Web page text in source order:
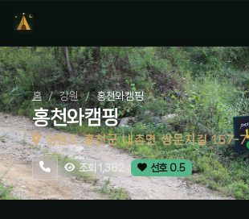
홈 강원 홍천와캠핑
홍천와캠핑
강원도 홍천군 내촌면 쌍둔지길 157-7
조회 1,382 선호 0.5